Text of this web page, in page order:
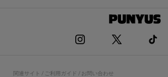
関連サイト / ご利用ガイド / お問い合わせ